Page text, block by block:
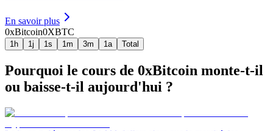
En savoir plus
0xBitcoin0XBTC
1h 1j 1s 1m 3m 1a Total
Pourquoi le cours de 0xBitcoin monte-t-il
ou baisse-t-il aujourd'hui ?